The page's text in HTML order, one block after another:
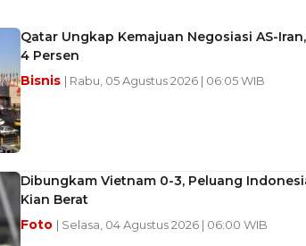
Qatar Ungkap Kemajuan Negosiasi AS-
4 Persen
Bisnis | Rabu, 05 Agustus 2026 | 06:05 WIB
Dibungkam Vietnam 0-3, Peluang
Kian Berat
Foto | Selasa, 04 Agustus 2026 | 06:00 WIB